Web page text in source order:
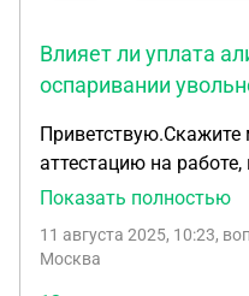
Влияет ли уплата
оспаривании
Приветствую.Скажите
аттестацию на работе,
отношение
аттестации, так как я
Показать полностью
11 августа 2025, 10:23,
Москва